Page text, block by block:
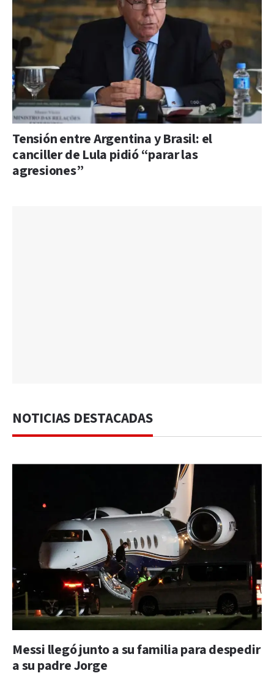
Tensión entre Argentina y Brasil: el
canciller de Lula pidió “parar las
agresiones”
NOTICIAS DESTACADAS
Messi llegó junto a su familia para despedir
a su padre Jorge